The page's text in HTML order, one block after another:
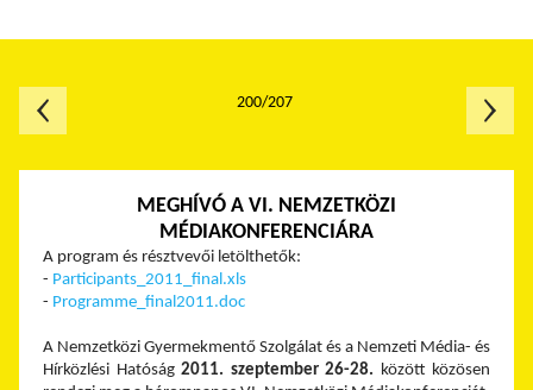
MEGHÍVÓ A VI. NEMZETKÖZI
MÉDIAKONFERENCIÁRA
A program és résztvevői letölthetők:
- Participants_2011_final.xls
- Programme_final2011.doc
A Nemzetközi Gyermekmentő Szolgálat és a Nemzeti Média- és
Hírközlési Hatóság 2011. szeptember 26-28. között közösen
200/207